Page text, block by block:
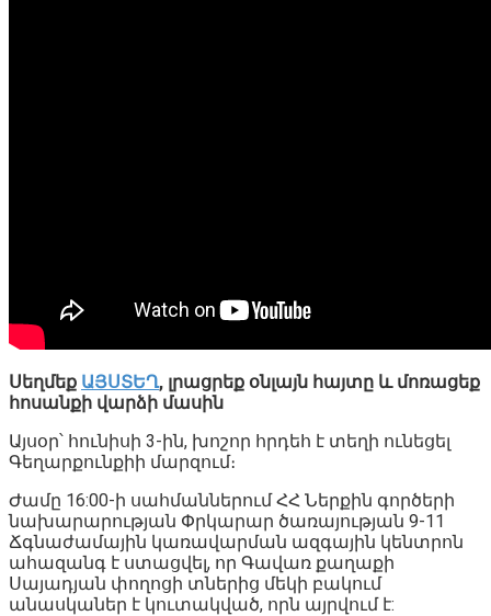
Սեղմեք ԱՅՍՏԵՂ, լրացրեք օնլայն հայտը և մոռացեք
հոսանքի վարձի մասին
Այսօր՝ հունիսի 3-ին, խոշոր հրդեհ է տեղի ունեցել
Գեղարքունքիի մարզում։
Ժամը 16:00-ի սահմաններում ՀՀ Ներքին գործերի
նախարարության Փրկարար ծառայության 9-11
Ճգնաժամային կառավարման ազգային կենտրոն
ահազանգ է ստացվել, որ Գավառ քաղաքի
Սայադյան փողոցի տներից մեկի բակում
անասկաներ է կուտակված, որն այրվում է: